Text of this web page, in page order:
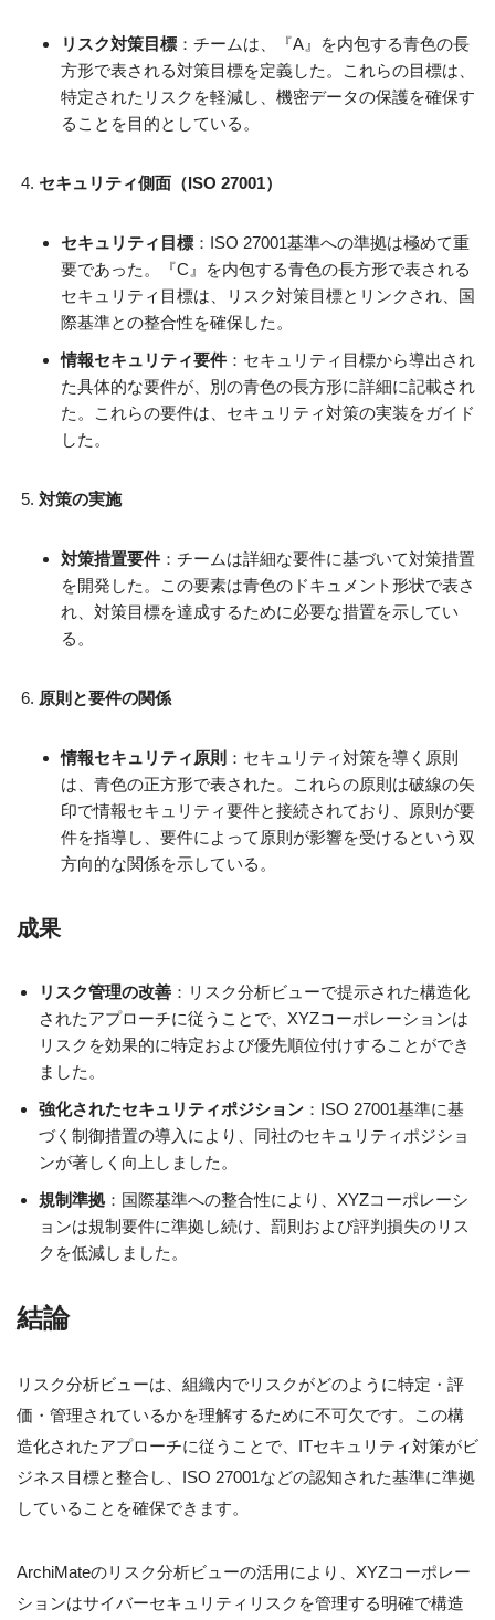
リスク対策目標 ：チームは、『A』を内包する青色の長
方形で表される対策目標を定義した。これらの目標は、
特定されたリスクを軽減し、機密データの保護を確保す
ることを目的としている。
セキュリティ側面（ISO 27001）
セキュリティ目標 ：ISO 27001基準への準拠は極めて重
要であった。『C』を内包する青色の長方形で表される
セキュリティ目標は、リスク対策目標とリンクされ、国
際基準との整合性を確保した。
情報セキュリティ要件：セキュリティ目標から導出され
た具体的な要件が、別の青色の長方形に詳細に記載され
た。これらの要件は、セキュリティ対策の実装をガイド
した。
対策の実施
対策措置要件：チームは詳細な要件に基づいて対策措置
を開発した。この要素は青色のドキュメント形状で表さ
れ、対策目標を達成するために必要な措置を示してい
る。
原則と要件の関係
情報セキュリティ原則 ：セキュリティ対策を導く原則
は、青色の正方形で表された。これらの原則は破線の矢
印で情報セキュリティ要件と接続されており、原則が要
件を指導し、要件によって原則が影響を受けるという双
方向的な関係を示している。
成果
リスク管理の改善 ：リスク分析ビューで提示された構造化
されたアプローチに従うことで、XYZコーポレーションは
リスクを効果的に特定および優先順位付けすることができ
ました。
強化されたセキュリティポジション ：ISO 27001基準に基
づく制御措置の導入により、同社のセキュリティポジショ
ンが著しく向上しました。
規制準拠 ：国際基準への整合性により、XYZコーポレーシ
ョンは規制要件に準拠し続け、罰則および評判損失のリス
クを低減しました。
結論
リスク分析ビューは、組織内でリスクがどのように特定・評
価・管理されているかを理解するために不可欠です。この構
造化されたアプローチに従うことで、ITセキュリティ対策がビ
ジネス目標と整合し、ISO 27001などの認知された基準に準拠
していることを確保できます。
ArchiMateのリスク分析ビューの活用により、XYZコーポレー
ションはサイバーセキュリティリスクを管理する明確で構造